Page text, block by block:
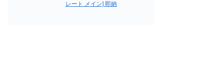
レート メイン] 即納